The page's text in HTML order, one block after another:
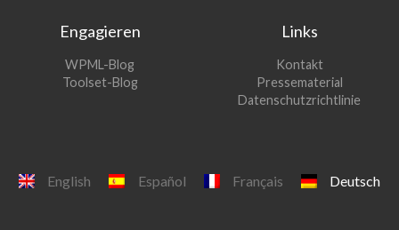
neuen
Fenster)
Engagieren
WPML-Blog
sich
Toolset-Blog(öffnet
Links
Kontakt
Pressematerial
Datenschutzrichtlinie
English Español Français Deutsch